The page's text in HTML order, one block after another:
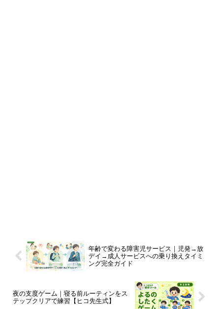
年齢で変わる障害児サービス｜児発→放
デイ→成人サービスへの乗り換えタイミ
ング完全ガイド
夜の支度ゲーム｜寝る前ルーティンをス
テップクリアで練習【ヒコ先生式】